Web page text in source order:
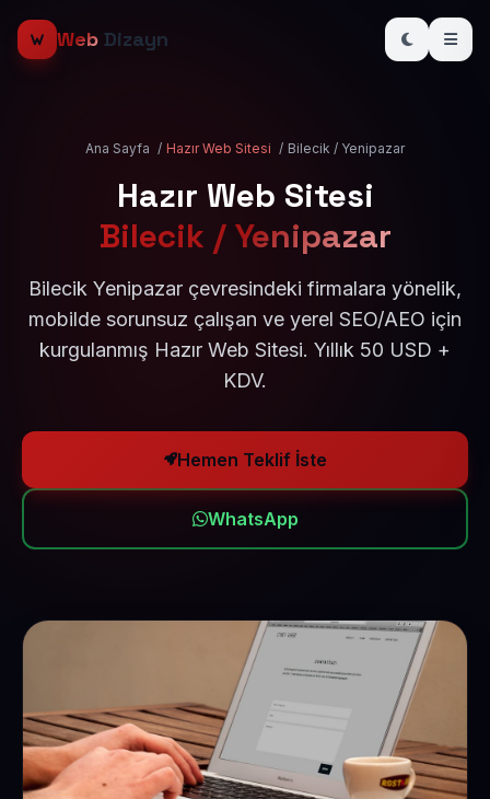
Web Dizayn
Ana Sayfa / Hazır Web Sitesi / Bilecik / Yenipazar
Hazır Web Sitesi
Bilecik / Yenipazar
Bilecik Yenipazar çevresindeki firmalara yönelik,
mobilde sorunsuz çalışan ve yerel SEO/AEO için
kurgulanmış Hazır Web Sitesi. Yıllık 50 USD +
KDV.
Hemen Teklif İste
WhatsApp